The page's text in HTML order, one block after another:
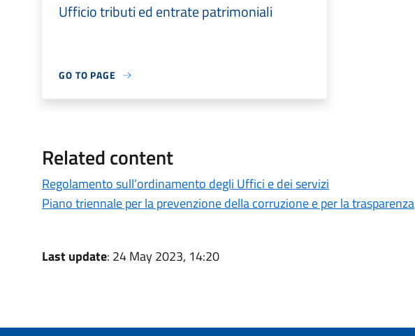
Ufficio tributi ed entrate patrimoniali
GO TO PAGE
Related content
Regolamento sull’ordinamento degli Uffici e dei servizi
Piano triennale per la prevenzione della corruzione e per la trasparenza
Last update: 24 May 2023, 14:20